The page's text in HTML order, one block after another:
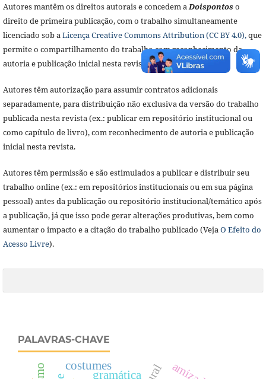
Autores mantêm os direitos autorais e concedem a Doispontoso
direito de primeira publicação, com o trabalho simultaneamente
licenciado sob a Licença Creative Commons Attribution (CC BY 4.0),que
permite o compartilhamento do trabalho com reconhecimento da
autoria e publicação inicial nesta revista.
Autores têm autorização para assumir contratos adicionais
separadamente, para distribuição não exclusiva da versão do trabalho
publicada nesta revista (ex.: publicar em repositório institucional ou
como capítulo de livro), com reconhecimento de autoria e publicação
inicial nesta revista.
Autores têm permissão e são estimulados a publicar e distribuir seu
trabalho online (ex.: em repositórios institucionais ou em sua página
pessoal) antes da publicação ou repositório institucional/temático após
a publicação, já que isso pode gerar alterações produtivas, bem como
aumentar o impacto e a citação do trabalho publicado (Veja O Efeito do
Acesso Livre).
PALAVRAS-CHAVE
gramática
costumes